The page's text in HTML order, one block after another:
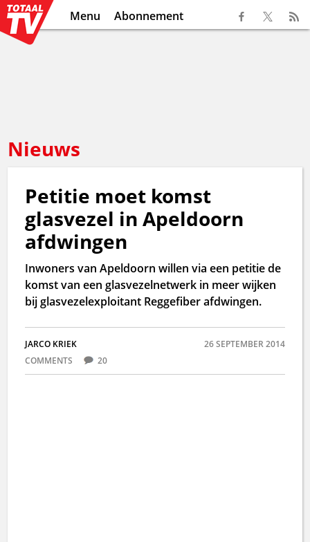
Menu Abonnement
Nieuws
Petitie moet komst
glasvezel in Apeldoorn
afdwingen
Inwoners van Apeldoorn willen via een petitie de
komst van een glasvezelnetwerk in meer wijken
bij glasvezelexploitant Reggefiber afdwingen.
JARCO KRIEK
26 SEPTEMBER 2014
COMMENTS
20